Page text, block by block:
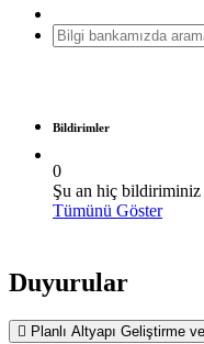
Bildirimler
0
Şu an hiç
Tümünü Göster
Duyurular
Planlı Altyapı Geliştirme